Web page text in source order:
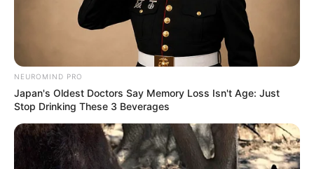
NEUROMIND PRO
Japan's Oldest Doctors Say Memory Loss Isn't Age: Just
Stop Drinking These 3 Beverages